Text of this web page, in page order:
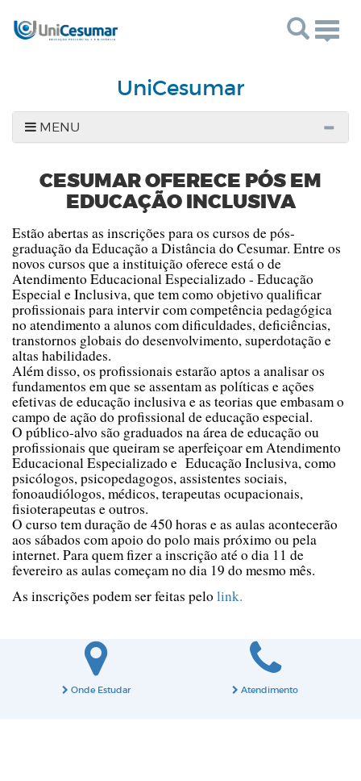
UniCesumar
MENU
CESUMAR OFERECE PÓS EM
EDUCAÇÃO INCLUSIVA
Estão abertas as inscrições para os cursos de pós-
graduação da Educação a Distância do Cesumar. Entre os
novos cursos que a instituição oferece está o de
Atendimento Educacional Especializado - Educação
Especial e Inclusiva, que tem como objetivo qualificar
profissionais para intervir com competência pedagógica
no atendimento a alunos com dificuldades, deficiências,
transtornos globais do desenvolvimento, superdotação e
altas habilidades.
Além disso, os profissionais estarão aptos a analisar os
fundamentos em que se assentam as políticas e ações
efetivas de educação inclusiva e as teorias que embasam o
campo de ação do profissional de educação especial.
O público-alvo são graduados na área de educação ou
profissionais que queiram se aperfeiçoar em Atendimento
Educacional Especializado e Educação Inclusiva, como
psicólogos, psicopedagogos, assistentes sociais,
fonoaudiólogos, médicos, terapeutas ocupacionais,
fisioterapeutas e outros.
O curso tem duração de 450 horas e as aulas acontecerão
aos sábados com apoio do polo mais próximo ou pela
internet. Para quem fizer a inscrição até o dia 11 de
fevereiro as aulas começam no dia 19 do mesmo mês.
As inscrições podem ser feitas pelo link.
Onde Estudar Atendimento